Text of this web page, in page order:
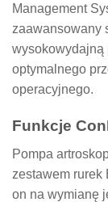
Management
zaawansowany
wysokowydajną
optymalnego
operacyjnego.
Funkcje
Pompa
zestawem rurek
on na wymianę